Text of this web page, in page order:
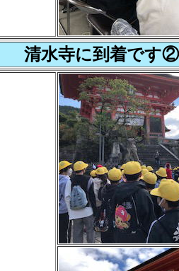
清水寺に到着です②